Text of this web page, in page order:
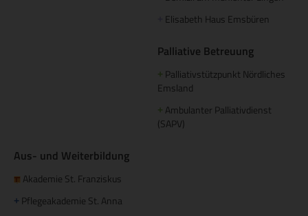
Elisabeth Haus Emsbüren
Palliative Betreuung
+ Palliativstützpunkt Nördliches
Emsland
+ Ambulanter Palliativdienst
(SAPV)
Aus- und Weiterbildung
Akademie St. Franziskus
+ Pflegeakademie St. Anna